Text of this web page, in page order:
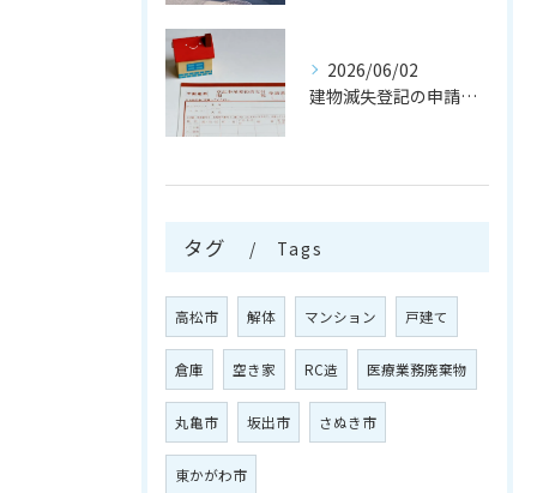
2026/06/02
建物滅失登記の申請を行う注意点
タグ Tags
高松市 解体 マンション 戸建て
倉庫 空き家 RC造 医療業務廃棄物
丸亀市 坂出市 さぬき市
東かがわ市